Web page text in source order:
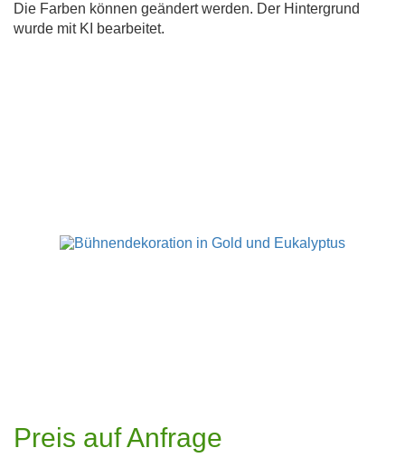
Die Farben können geändert werden. Der Hintergrund
wurde mit KI bearbeitet.
Preis auf Anfrage